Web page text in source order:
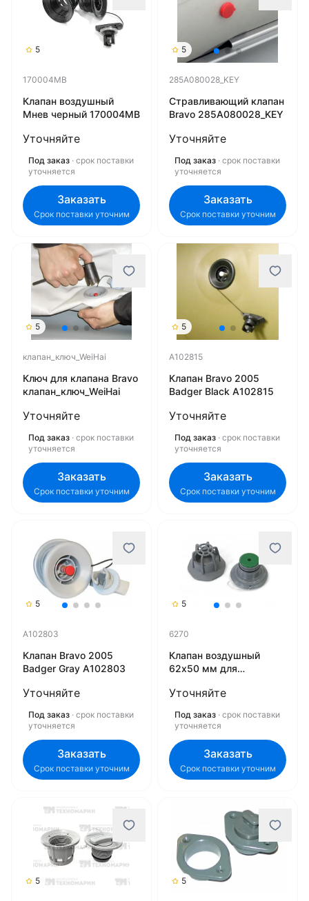
5
170004MB
Клапан воздушный
Мнев черный 170004MB
Уточняйте
Под заказ · срок поставки
уточняется
Заказать
Срок поставки уточним
5
285A080028_KEY
Стравливающий клапан
Bravo 285A080028_KEY
Уточняйте
Под заказ · срок поставки
уточняется
Заказать
Срок поставки уточним
5
клапан_ключ_WeiHai
Ключ для клапана Bravo
клапан_ключ_WeiHai
Уточняйте
Под заказ · срок поставки
уточняется
Заказать
Срок поставки уточним
5
A102815
Клапан Bravo 2005
Badger Black A102815
Уточняйте
Под заказ · срок поставки
уточняется
Заказать
Срок поставки уточним
5
A102803
Клапан Bravo 2005
Badger Gray A102803
Уточняйте
Под заказ · срок поставки
уточняется
Заказать
Срок поставки уточним
5
6270
Клапан воздушный
62х50 мм для
пластм. 6270
Уточняйте
Под заказ · срок поставки
уточняется
Заказать
Срок поставки уточним
5 5